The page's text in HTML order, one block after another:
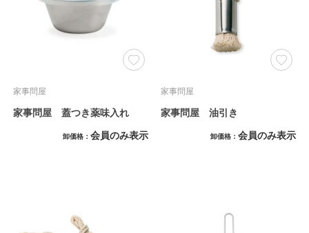
家事問屋
家事問屋 蓋つき薬味入れ
卸価格 会員のみ表示
家事問屋
家事問屋 油引き
卸価格 会員のみ表示